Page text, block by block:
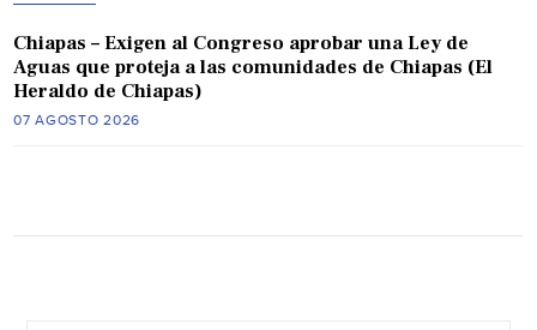
Chiapas – Exigen al Congreso aprobar una Ley de
Aguas que proteja a las comunidades de Chiapas (El
Heraldo de Chiapas)
07 AGOSTO 2026